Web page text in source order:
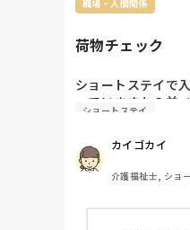
んので、例えば帰
ますから…
職場・人間関係
荷物チェック
ショートステイで
っていますか？並
ショートステイ
カイゴカイ
介護福祉士, ショ